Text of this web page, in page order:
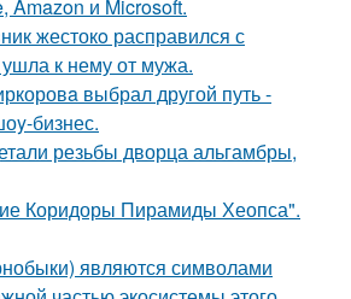
Amazon и Microsoft.
жестокo расправился с
к нему от мужа.
выбрал другой путь -
бизнес.
резьбы дворца альгамбры,
Коридоры Пирамиды Хеопса".
являются символами